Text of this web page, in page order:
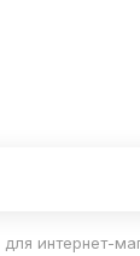
для интернет-